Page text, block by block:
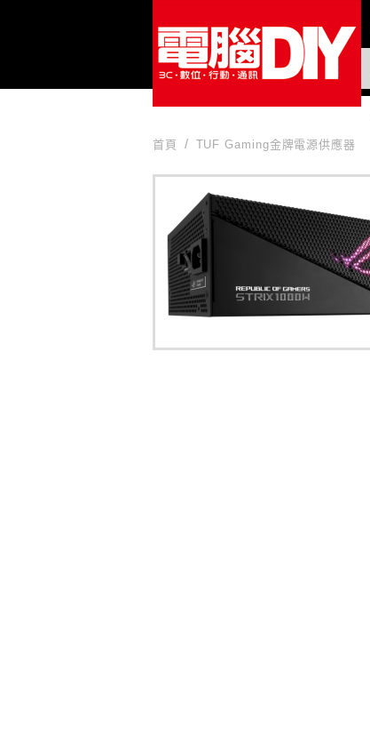
首頁 TUF Gaming金牌電源供應器
TUF Gaming金牌電源供應器